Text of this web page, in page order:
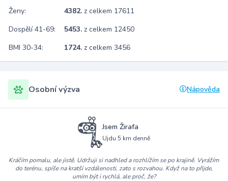
Ženy:
4382. z celkem 17611
Dospělí 41-69:
5453. z celkem 12450
BMI 30-34:
1724. z celkem 3456
Osobní výzva Nápověda
Jsem Žirafa
Ujdu 5 km denně
Kráčím pomalu, ale jistě. Udržuji si nadhled a rozhlížím se po krajině. Vyrážím
do terénu, spíše na kratší vzdálenosti, zato s rozvahou. Když na to přijde,
umím být i rychlá, ale proč, že?